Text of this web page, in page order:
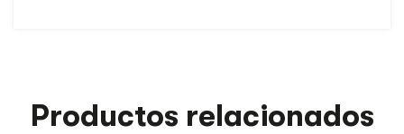
Productos relacionados